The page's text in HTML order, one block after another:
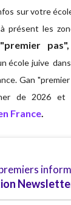
sur votre
présent les
école juive
Gan
de 2026 et
France